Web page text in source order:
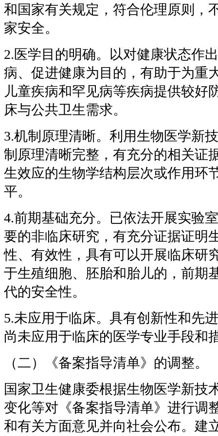
和国家有关规定，符合伦理原则，
家安全。
2.医学目的明确。以对健康状态作
病、促进健康为目的，有助于为重
儿童疾病和罕见病等疾病提供较好
床与公共卫生需求。
3.机制原理清晰。利用生物医学新
制原理清晰完整，有充分的相关证
生效应的生物学结构层次或作用环
平。
4.前期基础充分。已依法开展实验
要的非临床研究，有充分证据证明
性、有效性，具有可以开展临床研
于生殖细胞、胚胎和胎儿的，前期
代的安全性。
5.未应用于临床。具有创新性和先
尚未应用于临床的医学专业手段和
（二）《备案指导清单》的调整。
国家卫生健康委根据生物医学新技
变化等对《备案指导清单》进行调
和有关方面意见并向社会公布。建